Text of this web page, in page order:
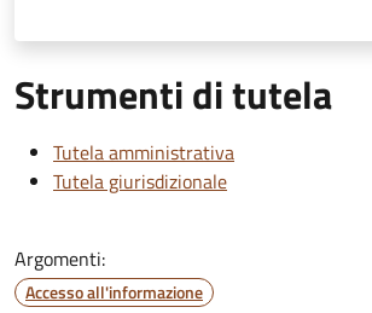
Strumenti di tutela
Tutela amministrativa
Tutela giurisdizionale
Argomenti:
Accesso all'informazione